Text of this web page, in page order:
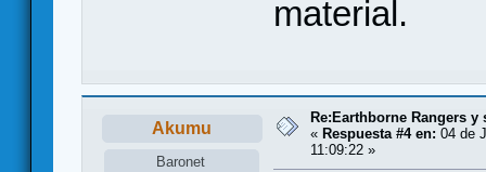
material.
Akumu
Baronet
Re:Earthborne Rangers y
« Respuesta #4 en: 04 de
11:09:22 »